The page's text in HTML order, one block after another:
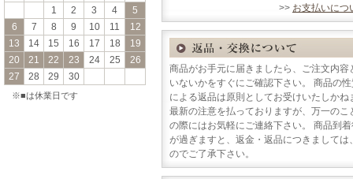
1 2 3 4
5
6
7 8 9 10 11
12
13
14 15 16 17 18
19
20
21 22 23 24 25
26
27
28 29 30
※■は休業日です
>> お支払いにつ
商品がお手元に届きましたら、ご注文内
いないかをすぐにご確認下さい。 商品の
による返品は原則としてお受けいたしか
最新の注意を払っておりますが、万一の
の際にはお気軽にご連絡下さい。 商品到
が過ぎますと、返金・返品につきまして
のでご了承下さい。